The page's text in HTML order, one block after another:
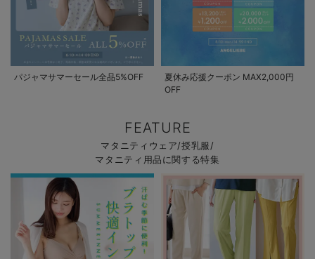
パジャマサマーセール全品5%OFF
夏休み応援クーポン MAX2,000円
OFF
FEATURE
マタニティウェア/授乳服/
マタニティ用品に関する特集